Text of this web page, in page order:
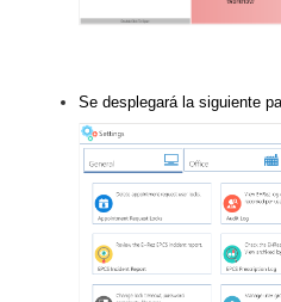
Se desplegará la siguiente